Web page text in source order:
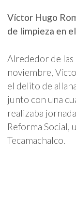
Víctor Hugo
de limpieza en
Alrededor de las
noviembre,
el delito de
junto con una
realizaba
Reforma Social,
Tecamachalco.